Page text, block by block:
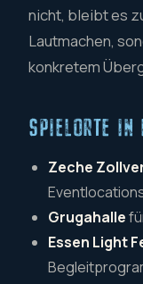
nicht, bleibt es
Lautmachen,
konkretem
SPIELORTE IN
Zeche
Grugahalle
Essen Light